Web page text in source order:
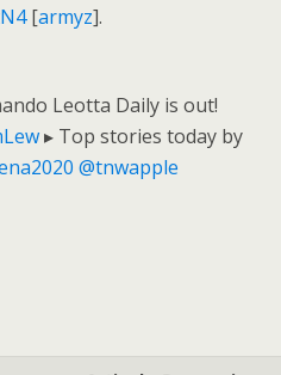
[armyz].
Leotta Daily is out!
▸ Top stories today by
@tnwapple